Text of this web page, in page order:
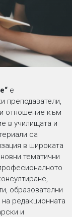
е
преподаватели,
отношение към
в училищата и
са
в широката
тематични
образователни
редакционната
и